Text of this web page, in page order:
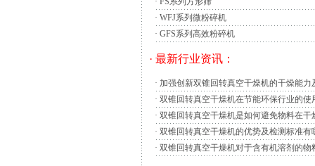
双锥回转真空干燥机工作原理:
在密闭的夹层中通入热能源(如热水，低压
不断地混合，从而达到强化干燥的目的。
物料处于真空状态，蒸汽压下降使物料表
早在20世纪60年代，我国已开发出真空冷
备，计划用于保健品和农产品加工领域。但
潮。
1998年开始，真空冷冻干燥设备行业的市
·WFJ系列微粉碎机
·GFS系列高效粉碎机
· 最新行业资讯：
· 加强创新双锥回转真空干燥机的干燥能力
·双锥回转真空干燥机在节能环保行业的使
·双锥回转真空干燥机是如何避免物料在干
·双锥回转真空干燥机的优势及检测标准有
·双锥回转真空干燥机对于含有机溶剂的物